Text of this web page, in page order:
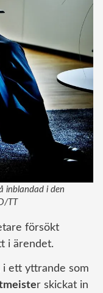
inblandad i den
TT
försökt
i ärendet.
i ett yttrande som
r skickat in